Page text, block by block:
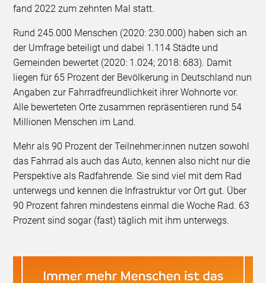
fand 2022 zum zehnten Mal statt.
Rund 245.000 Menschen (2020: 230.000) haben sich an
der Umfrage beteiligt und dabei 1.114 Städte und
Gemeinden bewertet (2020: 1.024; 2018: 683). Damit
liegen für 65 Prozent der Bevölkerung in Deutschland nun
Angaben zur Fahrradfreundlichkeit ihrer Wohnorte vor.
Alle bewerteten Orte zusammen repräsentieren rund 54
Millionen Menschen im Land.
Mehr als 90 Prozent der Teilnehmer:innen nutzen sowohl
das Fahrrad als auch das Auto, kennen also nicht nur die
Perspektive als Radfahrende. Sie sind viel mit dem Rad
unterwegs und kennen die Infrastruktur vor Ort gut. Über
90 Prozent fahren mindestens einmal die Woche Rad. 63
Prozent sind sogar (fast) täglich mit ihm unterwegs.